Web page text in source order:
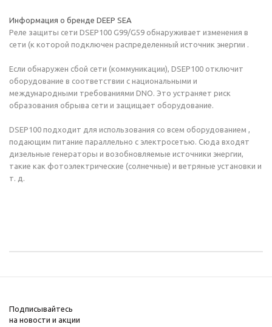
Информация о бренде DEEP SEA
Реле защиты сети DSEP100 G99/G59 обнаруживает изменения в
сети (к которой подключен распределенный источник энергии .
Если обнаружен сбой сети (коммуникации), DSEP100 отключит
оборудование в соответствии с национальными и
международными требованиями DNO. Это устраняет риск
образования обрыва сети и защищает оборудование.
DSEP100 подходит для использования со всем оборудованием ,
подающим питание параллельно с электросетью. Сюда входят
дизельные генераторы и возобновляемые источники энергии,
такие как фотоэлектрические (солнечные) и ветряные установки и
т. д.
Подписывайтесь
на новости и акции